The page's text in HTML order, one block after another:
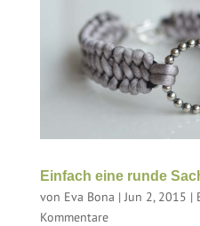
Einfach eine runde
von Eva Bona | Jun 2, 2015 |
Kommentare